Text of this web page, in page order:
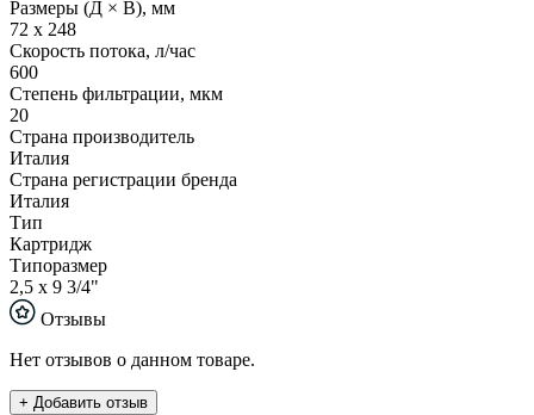
Размеры (Д × В), мм
72 x 248
Скорость потока, л/час
600
Степень фильтрации, мкм
20
Страна производитель
Италия
Страна регистрации бренда
Италия
Тип
Картридж
Типоразмер
2,5 х 9 3/4"
Отзывы
Нет отзывов о данном товаре.
+ Добавить отзыв